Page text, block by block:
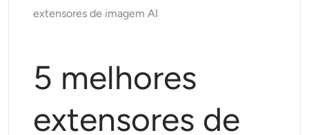
Efeitos de vídeo
Gerador de beijo AI
Imagem para imagem
Texto para Imagem
Ferramentas de IA
Editor e Criador de Fotos
Precificação
extensores de imagem AI
5 melhores
extensores de